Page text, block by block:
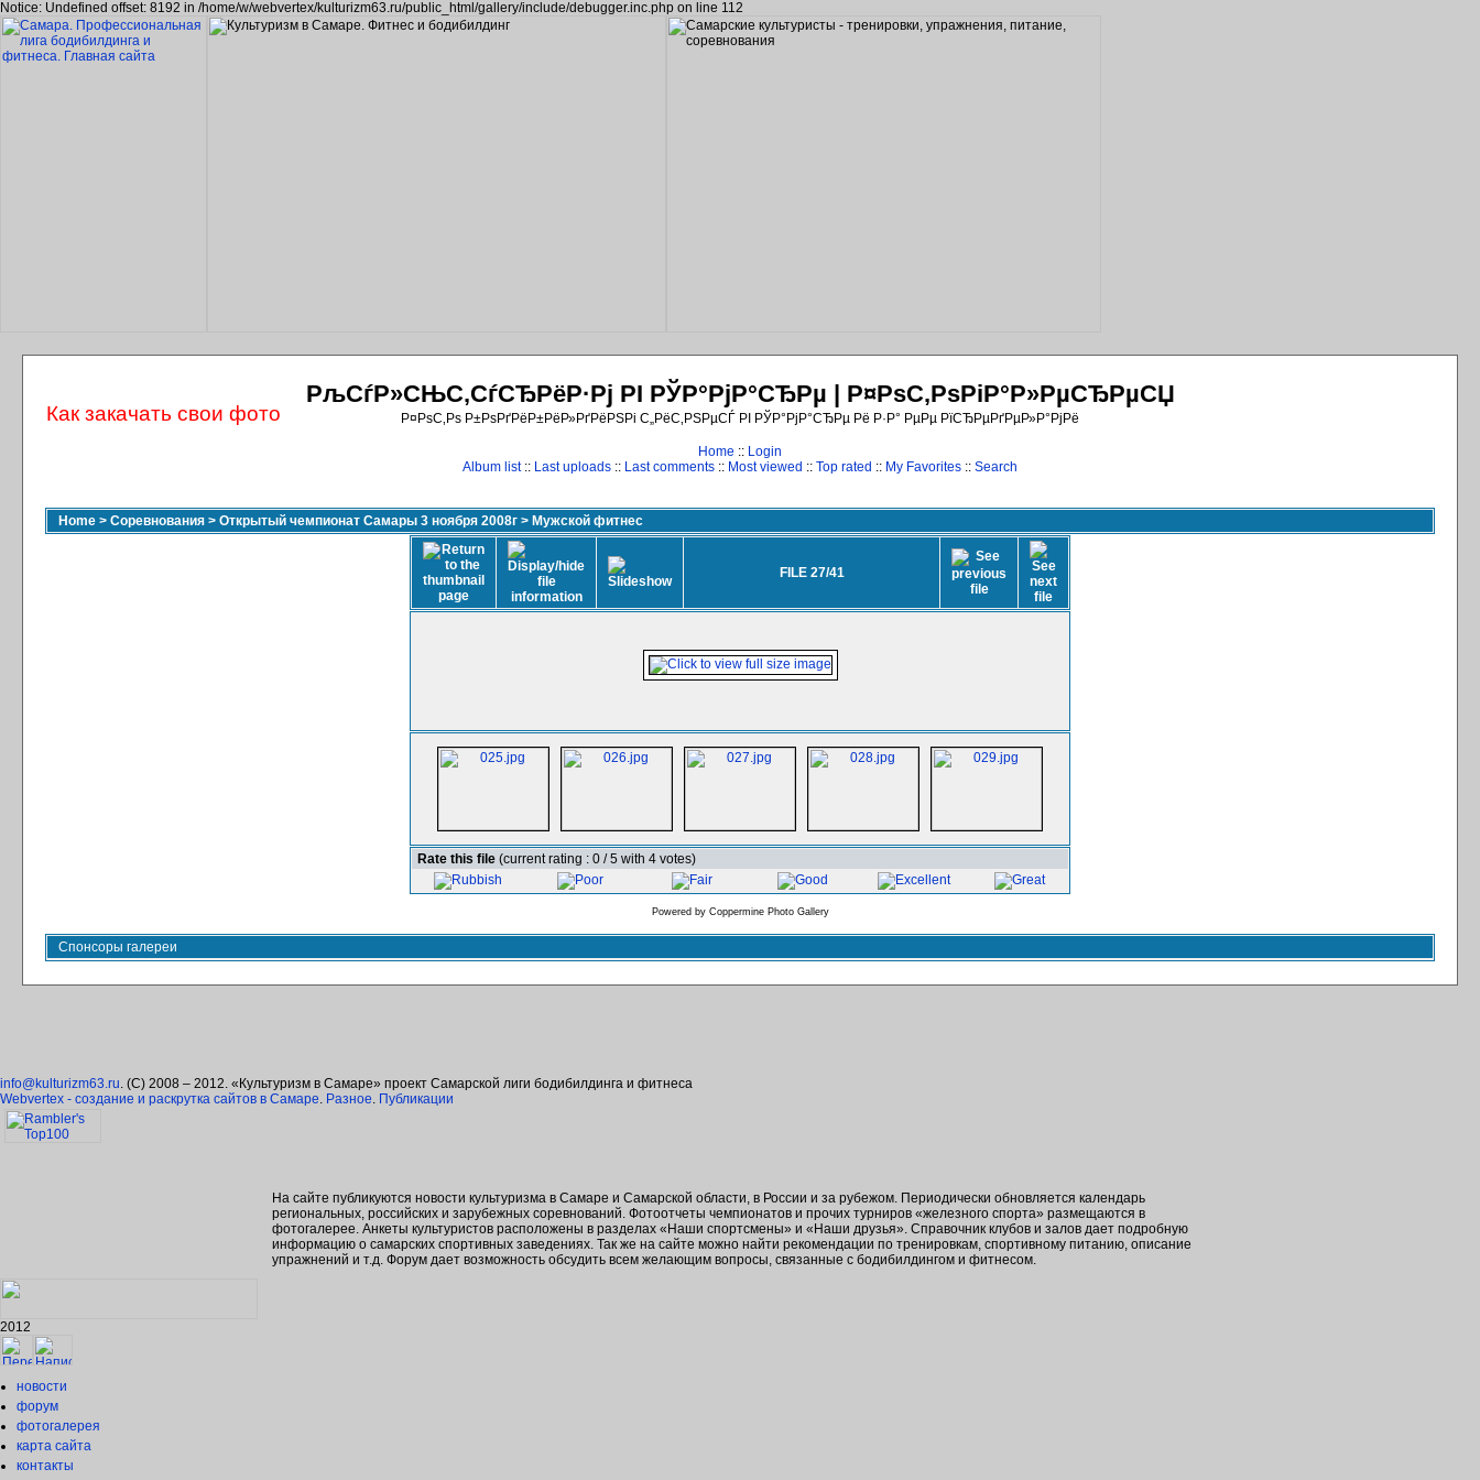
Notice: Undefined offset: 8192 in /home/w/webvertex/kulturizm63.ru/public_html/gallery/include/debugger.inc.php on line 112
РљСѓР»СЊС‚СѓСЂРёР·Рј РІ РЎР°РјР°СЂРµ | Р¤РѕС‚РѕРіР°Р»РµСЂРµСЏ
Р¤РѕС‚Рѕ Р±РѕРґРёР±РёР»РґРёРЅРі С„РёС‚РЅРµСЃ РІ РЎР°РјР°СЂРµ Рё Р·Р° РµРµ РїСЂРµРґРµР»Р°РјРё
Home :: Login
Album list:: Last uploads :: Last comments :: Most viewed :: Top rated :: My Favorites :: Search
Home > Соревнования > Открытый чемпионат Самары 3 ноября 2008г > Мужской фитнес
FILE 27/41
Rate this file (current rating : 0 / 5 with 4 votes)
Powered by Coppermine Photo Gallery
Спонсоры галереи
info@kulturizm63.ru. (C) 2008 – 2012. «Культуризм в Самаре» проект Самарской лиги бодибилдинга и фитнеса
Webvertex - создание и раскрутка сайтов в Самаре. Разное. Публикации
На сайте публикуются новости культуризма в Самаре и Самарской области, в России и за рубежом. Периодически обновляется календарь
региональных, российских и зарубежных соревнований. Фотоотчеты чемпионатов и прочих турниров «железного спорта» размещаются в
фотогалерее. Анкеты культуристов расположены в разделах «Наши спортсмены» и «Наши друзья». Справочник клубов и залов дает подробную
информацию о самарских спортивных заведениях. Так же на сайте можно найти рекомендации по тренировкам, спортивному питанию, описание
упражнений и т.д. Форум дает возможность обсудить всем желающим вопросы, связанные с бодибилдингом и фитнесом.
2012
новости
форум
фотогалерея
карта сайта
контакты
Как закачать свои фото